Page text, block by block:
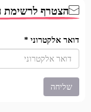
הצטרף לרשימת
דואר אלקטרוני*